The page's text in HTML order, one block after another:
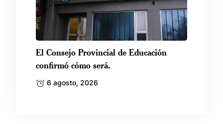
El Consejo Provincial de Educación
confirmó cómo será.
6 agosto, 2026